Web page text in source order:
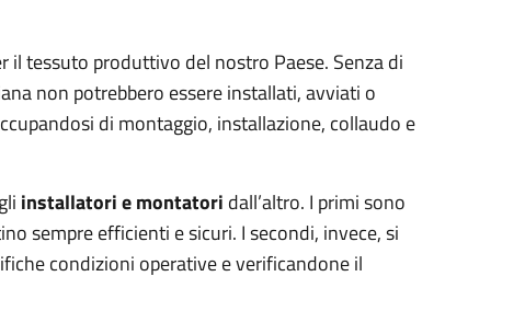
tessuto produttivo del nostro Paese. Senza di
non potrebbero essere installati, avviati o
di montaggio, installazione, collaudo e
installatori e montatori dall’altro. I primi sono
sempre efficienti e sicuri. I secondi, invece, si
condizioni operative e verificandone il